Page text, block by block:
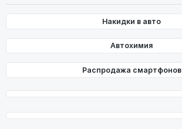
Накидки в авто
Автохимия
Распродажа смартфонов